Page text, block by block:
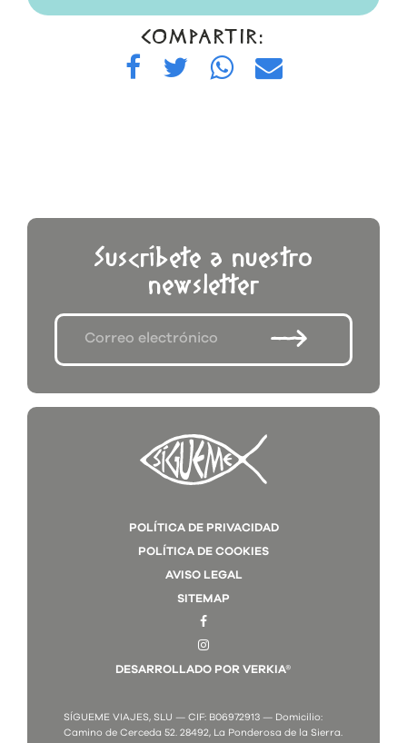
COMPARTIR:
Suscríbete a nuestro
newsletter
POLÍTICA DE PRIVACIDAD
POLÍTICA DE COOKIES
AVISO LEGAL
SITEMAP
DESARROLLADO POR VERKIA®
SÍGUEME VIAJES, SLU — CIF: B06972913 — Domicilio:
Camino de Cerceda 52. 28492, La Ponderosa de la Sierra.